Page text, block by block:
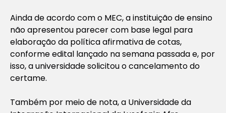
Ainda de acordo com o MEC, a instituição de ensino
não apresentou parecer com base legal para
elaboração da política afirmativa de cotas,
conforme edital lançado na semana passada e, por
isso, a universidade solicitou o cancelamento do
certame.
Também por meio de nota, a Universidade da